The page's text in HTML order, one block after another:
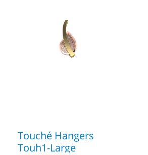
Touché Hangers
Touh1-Large